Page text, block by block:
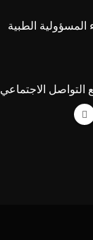
المسؤولية الطبية
الاجتماعي